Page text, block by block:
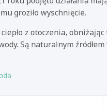
groziło wyschnięcie.
z otoczenia,
Są naturalnym